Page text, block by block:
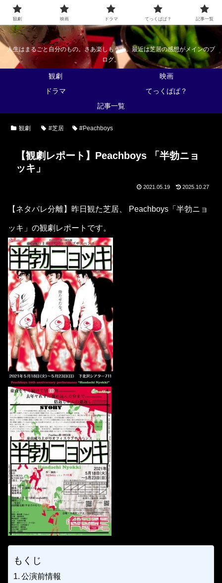
なんかくうかい
人生はまるごと自分のもの。さあ楽しもう！。最近は芝居の感想がメインのブ
ログ。
観劇
映画
ドラマ
てっくぱぱ？
記事一覧
観劇 #芝居 #Peachboys
【観劇レポート】Peachboys 「半勃ニョ
ッキ」
2021.05.19 2025.10.27
【ネタバレ分離】昨日観た芝居、 Peachboys「半勃ニョ
ッキ」の観劇レポートです。
もくじ
公演前情報
観劇 映画 ドラマ てっくぱぱ？ 記事一覧